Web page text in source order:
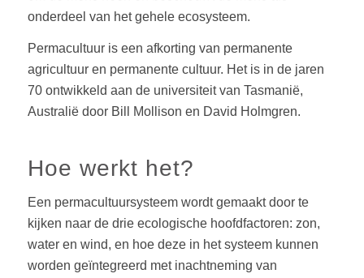
onderdeel van het gehele ecosysteem.
Permacultuur is een afkorting van permanente
agricultuur en permanente cultuur. Het is in de jaren
70 ontwikkeld aan de universiteit van Tasmanië,
Australië door Bill Mollison en David Holmgren.
Hoe werkt het?
Een permacultuursysteem wordt gemaakt door te
kijken naar de drie ecologische hoofdfactoren: zon,
water en wind, en hoe deze in het systeem kunnen
worden geïntegreerd met inachtneming van